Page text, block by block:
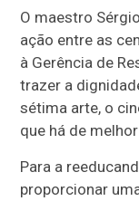
O maestro
ação entre as
à Gerência de
trazer a
sétima arte, o
que há de
Para a
proporcionar